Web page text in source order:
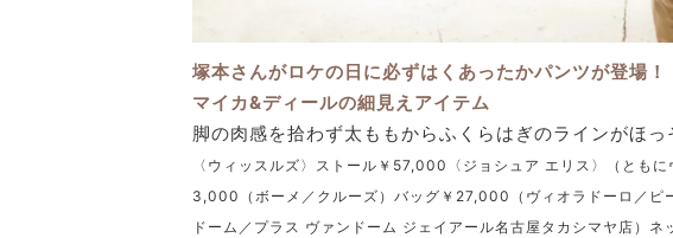
塚本さんがロケの日に必ずはくあったかパンツが登場！
マイカ&ディールの細見えアイテム
脚の肉感を拾わず太ももからふくらはぎのラインがほっ
〈ウィッスルズ〉ストール￥57,000〈ジョシュア エリス〉（とも
3,000（ボーメ／クルーズ）バッグ￥27,000（ヴィオラドーロ／ピ
ドーム／プラス ヴァンドーム ジェイアール名古屋タカシマヤ店）